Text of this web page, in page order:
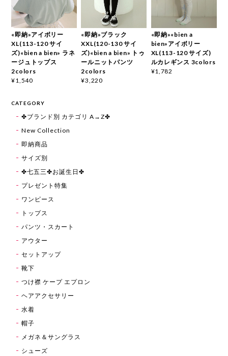
«即納»アイボリー
XL(113-120 サイ
ズ)«bien a bien» ラネ
ージュトップス
2colors
¥1,540
«即納»ブラック
XXL(120-130 サイ
ズ)«bien a bien» トゥ
ールニットパンツ
2colors
¥3,220
«即納»«bien a
bien»アイボリー
XL(113-120 サイズ)
ルカレギンス 3colors
¥1,782
CATEGORY
✤ブランド別 カテゴリ A→Z✤
New Collection
即納商品
サイズ別
✤七五三✤お誕生日✤
プレゼント特集
ワンピース
トップス
パンツ・スカート
アウター
セットアップ
靴下
つけ襟 ケープ エプロン
ヘアアクセサリー
水着
帽子
メガネ＆サングラス
シューズ